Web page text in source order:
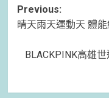
Post
navigation
Previous:
晴天雨天運動天 體
BLACKPINK高雄